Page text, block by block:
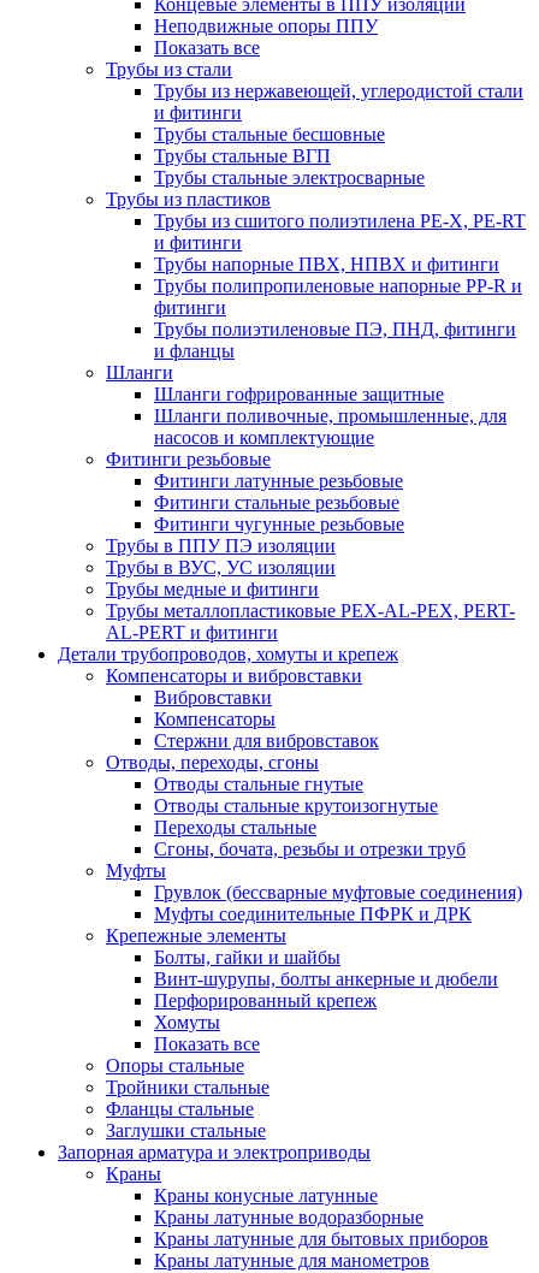
Концевые элементы в ППУ изоляции
Неподвижные опоры ППУ
Показать все
Трубы из стали
Трубы из нержавеющей, углеродистой стали
и фитинги
Трубы стальные бесшовные
Трубы стальные ВГП
Трубы стальные электросварные
Трубы из пластиков
Трубы из сшитого полиэтилена PE-X, PE-RT
и фитинги
Трубы напорные ПВХ, НПВХ и фитинги
Трубы полипропиленовые напорные PP-R и
фитинги
Трубы полиэтиленовые ПЭ, ПНД, фитинги
и фланцы
Шланги
Шланги гофрированные защитные
Шланги поливочные, промышленные, для
насосов и комплектующие
Фитинги резьбовые
Фитинги латунные резьбовые
Фитинги стальные резьбовые
Фитинги чугунные резьбовые
Трубы в ППУ ПЭ изоляции
Трубы в ВУС, УС изоляции
Трубы медные и фитинги
Трубы металлопластиковые PEX-AL-PEX, PERT-
AL-PERT и фитинги
Детали трубопроводов, хомуты и крепеж
Компенсаторы и вибровставки
Вибровставки
Компенсаторы
Стержни для вибровставок
Отводы, переходы, сгоны
Отводы стальные гнутые
Отводы стальные крутоизогнутые
Переходы стальные
Сгоны, бочата, резьбы и отрезки труб
Муфты
Грувлок (бессварные муфтовые соединения)
Муфты соединительные ПФРК и ДРК
Крепежные элементы
Болты, гайки и шайбы
Винт-шурупы, болты анкерные и дюбели
Перфорированный крепеж
Хомуты
Показать все
Опоры стальные
Тройники стальные
Фланцы стальные
Заглушки стальные
Запорная арматура и электроприводы
Краны
Краны конусные латунные
Краны латунные водоразборные
Краны латунные для бытовых приборов
Краны латунные для манометров